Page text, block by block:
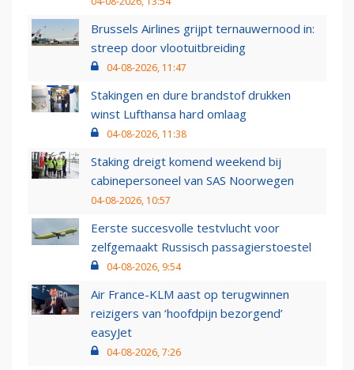
Brussels Airlines grijpt ternauwernood in:
streep door vlootuitbreiding
04-08-2026, 11:47
Stakingen en dure brandstof drukken
winst Lufthansa hard omlaag
04-08-2026, 11:38
Staking dreigt komend weekend bij
cabinepersoneel van SAS Noorwegen
04-08-2026, 10:57
Eerste succesvolle testvlucht voor
zelfgemaakt Russisch passagierstoestel
04-08-2026, 9:54
Air France-KLM aast op terugwinnen
reizigers van ‘hoofdpijn bezorgend’
easyJet
04-08-2026, 7:26